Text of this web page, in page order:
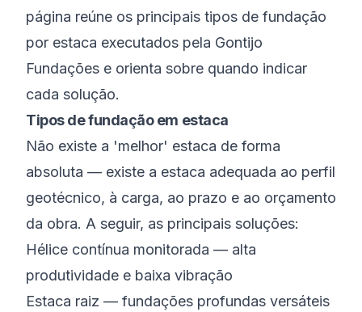
página reúne os principais tipos de fundação
por estaca executados pela Gontijo
Fundações e orienta sobre quando indicar
cada solução.
Tipos de fundação em estaca
Não existe a 'melhor' estaca de forma
absoluta — existe a estaca adequada ao perfil
geotécnico, à carga, ao prazo e ao orçamento
da obra. A seguir, as principais soluções:
Hélice contínua monitorada — alta
produtividade e baixa vibração
Estaca raiz — fundações profundas versáteis